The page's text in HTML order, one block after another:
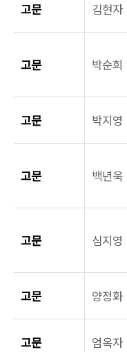
고문 김현자
고문 박순희
고문 박지영
고문 백년욱
고문 심지영
고문 양정화
고문 엄옥자